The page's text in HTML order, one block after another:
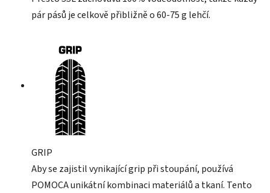
pár pásů je celkově přibližně o 60-75 g lehčí.
GRIP
Aby se zajistil vynikající grip při stoupání, používá
POMOCA unikátní kombinaci materiálů a tkaní. Tento